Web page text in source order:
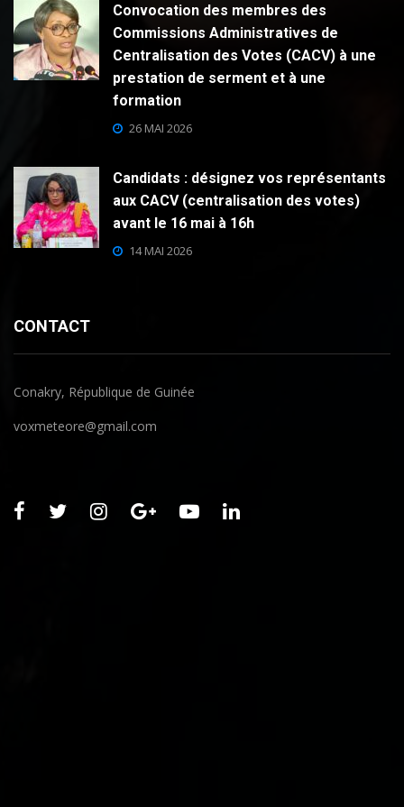
Convocation des membres des
Commissions Administratives de
Centralisation des Votes (CACV) à une
prestation de serment et à une
formation
26 MAI 2026
Candidats : désignez vos représentants
aux CACV (centralisation des votes)
avant le 16 mai à 16h
14 MAI 2026
CONTACT
Conakry, République de Guinée
voxmeteore@gmail.com